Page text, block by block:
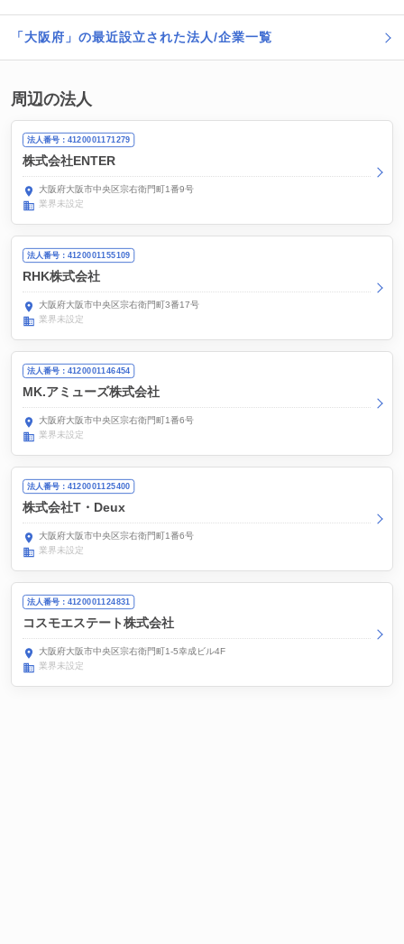
「大阪府」の最近設立された法人/企業一覧
周辺の法人
法人番号：4120001171279
株式会社ENTER
大阪府大阪市中央区宗右衛門町1番9号
業界未設定
法人番号：4120001155109
RHK株式会社
大阪府大阪市中央区宗右衛門町3番17号
業界未設定
法人番号：4120001146454
MK.アミューズ株式会社
大阪府大阪市中央区宗右衛門町1番6号
業界未設定
法人番号：4120001125400
株式会社T・Deux
大阪府大阪市中央区宗右衛門町1番6号
業界未設定
法人番号：4120001124831
コスモエステート株式会社
大阪府大阪市中央区宗右衛門町1-5幸成ビル4F
業界未設定